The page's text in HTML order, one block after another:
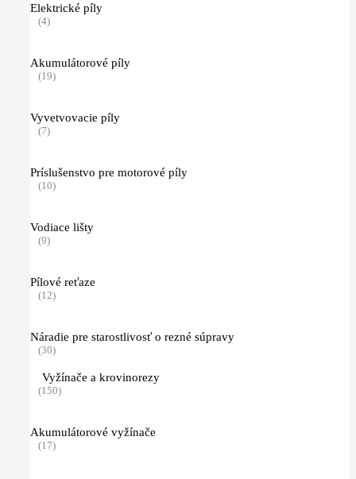
Elektrické píly
(4)
Akumulátorové píly
(19)
Vyvetvovacie píly
(7)
Príslušenstvo pre motorové píly
(10)
Vodiace lišty
(9)
Pílové reťaze
(12)
Náradie pre starostlivosť o rezné súpravy
(30)
Vyžínače a krovinorezy
(150)
Akumulátorové vyžínače
(17)